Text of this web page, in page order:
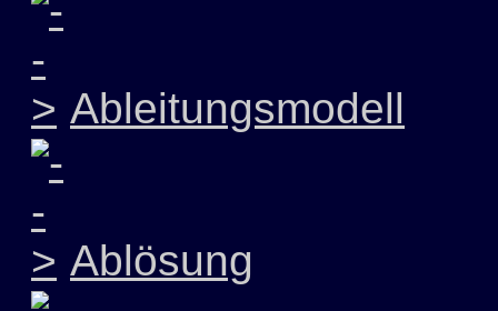
Ableitungsmodell
Ablösung